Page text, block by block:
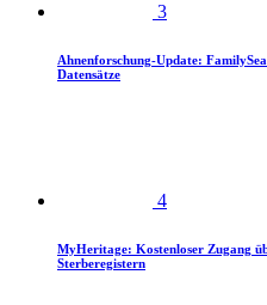
3
Ahnenforschung-Update:
Datensätze
4
MyHeritage: Kostenloser Zugang
Sterberegistern